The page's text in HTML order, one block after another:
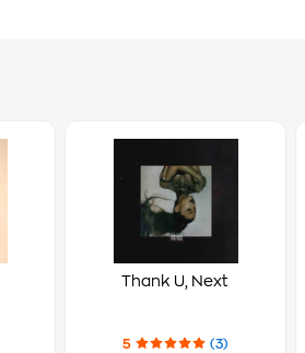
Thank U, Next
5 (3)